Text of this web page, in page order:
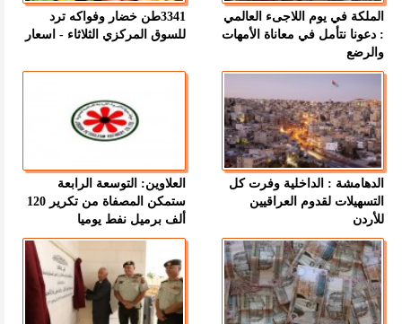
الملكة في يوم اللاجىء العالمي
: دعونا نتأمل في معاناة الأمهات
والرضع
3341طن خضار وفواكه ترد
للسوق المركزي الثلاثاء - اسعار
الدهامشة : الداخلية وفرت كل
التسهيلات لقدوم العراقيين
للأردن
العلاوين: التوسعة الرابعة
ستمكن المصفاة من تكرير 120
ألف برميل نفط يوميا